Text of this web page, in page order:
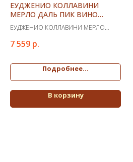
ЕУДЖЕНИО КОЛЛАВИНИ
МЕРЛО ДАЛЬ ПИК ВИНО
КРАСНОЕ СУХОЕ
ЕУДЖЕНИО КОЛЛАВИНИ МЕРЛО
7 559 р.
Подробнее...
В корзину